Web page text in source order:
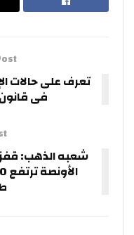
تعرف على حالات
فى قانون